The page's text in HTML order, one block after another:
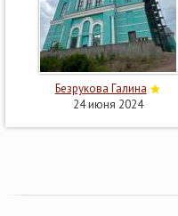
Безрукова Галина
24 июня 2024